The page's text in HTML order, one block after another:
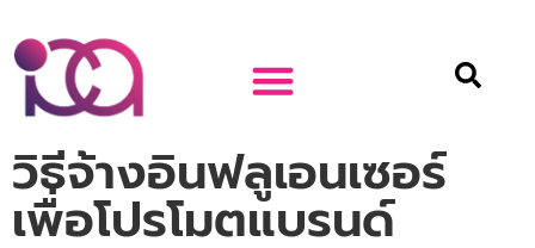
วิธีจ้างอินฟลูเอนเซอร์
เพื่อโปรโมตแบรนด์